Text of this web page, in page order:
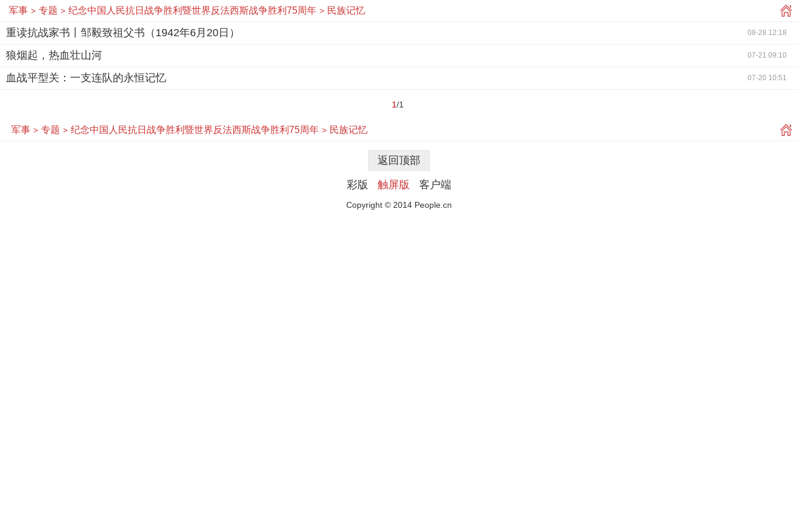
军事 > 专题 > 纪念中国人民抗日战争胜利暨世界反法西斯战争胜利75周年 > 民族记忆
重读抗战家书丨邹毅致祖父书（1942年6月20日） 08-28 12:18
狼烟起，热血壮山河 07-21 09:10
血战平型关：一支连队的永恒记忆 07-20 10:51
1/1
军事 > 专题 > 纪念中国人民抗日战争胜利暨世界反法西斯战争胜利75周年 > 民族记忆
返回顶部
彩版 触屏版 客户端
Copyright © 2014 People.cn